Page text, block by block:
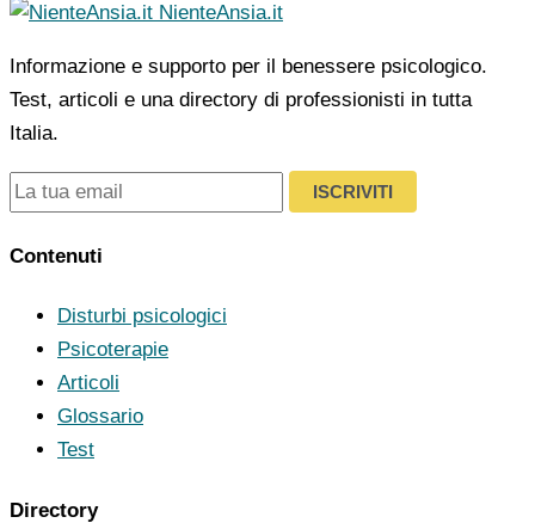
NienteAnsia.it
Informazione e supporto per il benessere psicologico.
Test, articoli e una directory di professionisti in tutta
Italia.
ISCRIVITI
Contenuti
Disturbi psicologici
Psicoterapie
Articoli
Glossario
Test
Directory